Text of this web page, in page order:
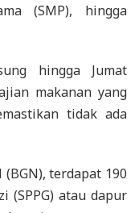
(SMP), hingga
hingga Jumat
makanan yang
tidak ada
terdapat 190
(SPPG) atau dapur